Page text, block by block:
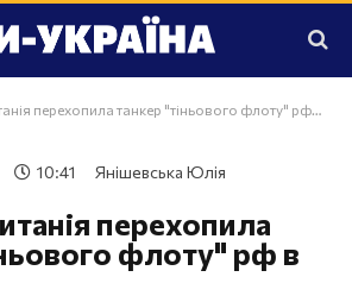
перехопила танкер "тіньового флоту" рф в Ла-Манші
10:41 Янішевська Юлія
перехопила
флоту" рф в